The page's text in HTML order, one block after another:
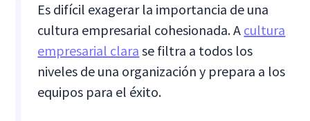
Es difícil exagerar la importancia de una
cultura empresarial cohesionada. A cultura
empresarial clara se filtra a todos los
niveles de una organización y prepara a los
equipos para el éxito.